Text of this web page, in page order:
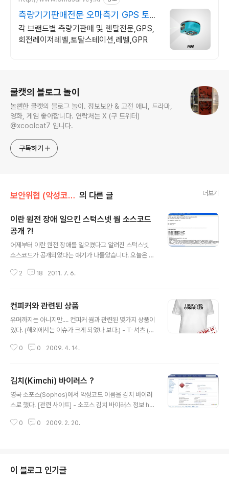
측량기기판매전문 오마측기 GPS 토목
설계 및 시공측량
각 브랜드별 측량기판매 및 렌탈전문,GPS,
회전레이저레벨,토탈스테이션,레벨,GPR
쿨캣의 블로그 놀이
놀뻔한 쿨캣의 블로그 놀이. 정보보안 & 고전 애니, 드라마,
영화, 게임 좋아합니다. 연락처는 X (구 트위터)
@xcoolcat7 입니다.
구독하기
보안위협 (악성코드, 취약점)/악성코드 유머 의 다른 글 더보기
이란 원전 장애 일으킨 스턱스넷 웜 소스코드
공개 ?!
어제부터 이란 원전 장애를 일으켰다고 알려진 스턱스넷
소스코드가 공개되었다는 얘기가 나돌았습니다. 오늘은 기
됐다 (데일리시큐) http://www.dailysecu.com/news_
ww.thehackernews.com/2011/07/stuxnet-sourc
e-code-released-online.html 결과는 소스코드 '아
닙니다'. 시중에 떠도는 RAR 파일을 열어보면 바이러리 파
습니다. 작성 날짜를 보면 2011년 2월로 나옵니다. 인터..
2 18 2011. 7. 6.
컨피커와 관련된 상품
유머까지는 아니지만.... 컨피커 웜과 관련된 몇가지 상품이
있다. (해외에서는 이슈가 크게 되었나 보다.) - T-셔츠 (입
ok.com/album.php?aid=88106&id=691936813
ss.com/item/i-survived-conficker-fitted-tshirt/
372824729 - 60 Minutes - The Internet is Infect
ed (March 29, 2009) http://www.amazon.com/g
0 0 2009. 4. 14.
김치(Kimchi) 바이러스 ?
영국 소포스(Sophos)에서 악성코드 이름을 김치 바이러
스로 했다. [관련 사이트] - 소포스 김치 바이러스 정보 htt
-and-spyware/w32kimchia.html http://www.sop
스] - 해외서 악성 PC바이러스에 '김치' 명명 (국민일보 쿠
키뉴스, 2009년 2월 20일) http://www.kukinews.co
0 0 2009. 2. 20.
이 블로그 인기글